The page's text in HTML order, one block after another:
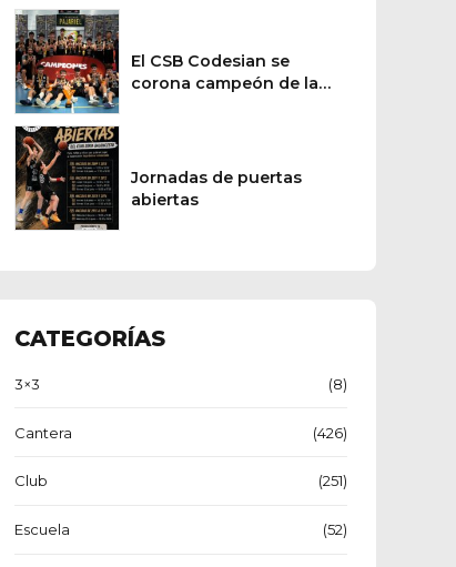
El CSB Codesian se
corona campeón de la
Jornadas de puertas
abiertas
CATEGORÍAS
3×3 (8)
Cantera (426)
Club (251)
Escuela (52)